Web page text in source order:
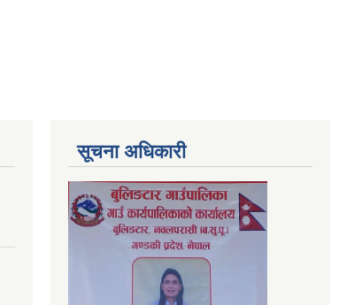
सूचना अधिकारी